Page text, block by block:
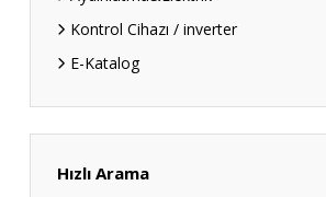
Kontrol Cihazı / inverter
E-Katalog
Hızlı Arama